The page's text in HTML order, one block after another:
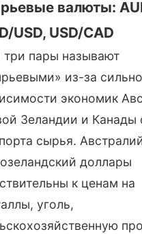
валюты:
USD, USD/CAD
три пары называют
из-за
экономик
Зеландии и Канады
сырья.
доллары
к ценам на
уголь,